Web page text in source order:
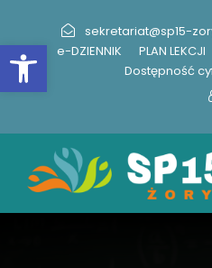
Otwórz pasek narzędzi
sekretariat@sp15-
e-DZIENNIK
PLAN LEKCJI
Dostępność